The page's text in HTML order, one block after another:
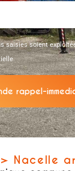
saisies soient
rappel-
Nacelle